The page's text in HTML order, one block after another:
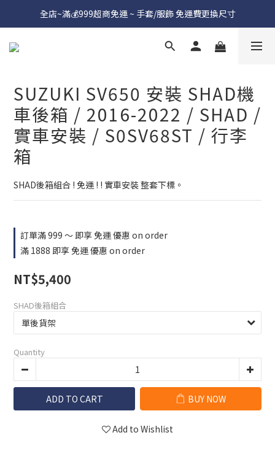
全店~滿💰999超商免運 ~ 手套/服飾 免運費更換尺寸
SUZUKI SV650 安裝 SHAD機
車後箱 / 2016-2022 / SHAD /
實車安裝 / S0SV68ST / 行李
箱
SHAD後箱組合 ! 免運 ! ! 實車安裝 整套下標。
訂單滿 999 ～ 即享 免運 優惠 on order
滿 1888 即享 免運 優惠 on order
NT$5,400
SHAD後箱組合
Quantity
ADD TO CART BUY NOW
Add to Wishlist